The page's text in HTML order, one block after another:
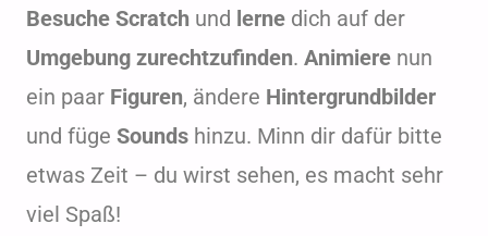
Besuche Scratch und lernedich auf der
Umgebung zurechtzufinden. Animierenun
ein paar Figuren, ändere Hintergrundbilder
und füge Soundshinzu. Minn dir dafür bitte
etwas Zeit – du wirst sehen, es macht sehr
viel Spaß!